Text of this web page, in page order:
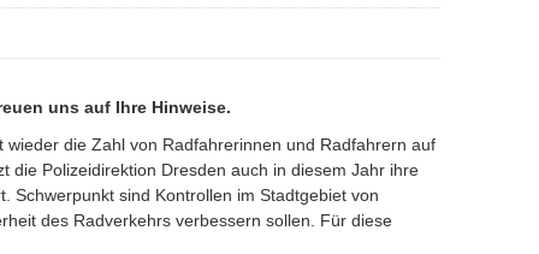
uns auf Ihre Hinweise.
die Zahl von Radfahrerinnen und Radfahrern auf
die Polizeidirektion Dresden auch in diesem Jahr ihre
Schwerpunkt sind Kontrollen im Stadtgebiet von
des Radverkehrs verbessern sollen. Für diese